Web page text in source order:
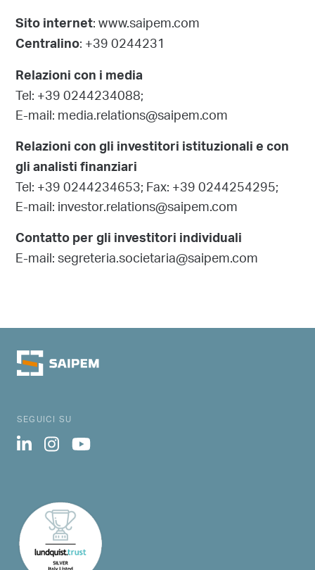
Sito internet: www.saipem.com
Centralino: +39 0244231
Relazioni con i media
Tel: +39 0244234088;
E-mail: media.relations@saipem.com
Relazioni con gli investitori istituzionali e con
gli analisti finanziari
Tel: +39 0244234653; Fax: +39 0244254295;
E-mail: investor.relations@saipem.com
Contatto per gli investitori individuali
E-mail: segreteria.societaria@saipem.com
SEGUICI SU